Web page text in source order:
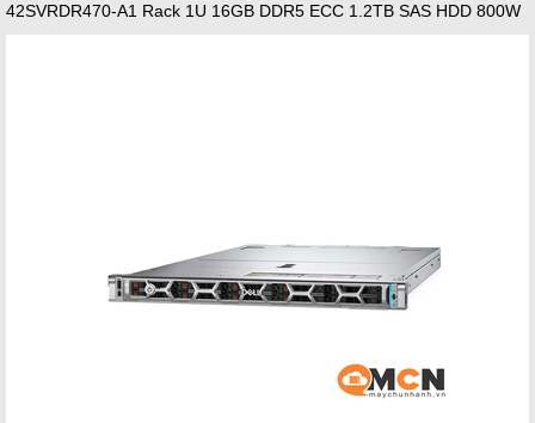
42SVRDR470-A1 Rack 1U 16GB DDR5 ECC 1.2TB SAS HDD 800W